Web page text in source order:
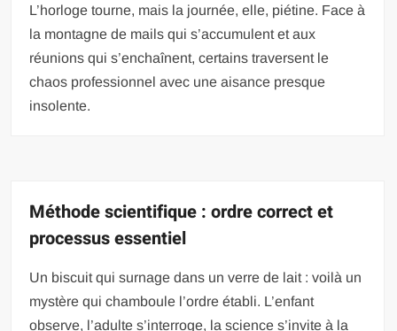
L’horloge tourne, mais la journée, elle, piétine. Face à
la montagne de mails qui s’accumulent et aux
réunions qui s’enchaînent, certains traversent le
chaos professionnel avec une aisance presque
insolente.
Méthode scientifique : ordre correct et
processus essentiel
Un biscuit qui surnage dans un verre de lait : voilà un
mystère qui chamboule l’ordre établi. L’enfant
observe, l’adulte s’interroge, la science s’invite à la